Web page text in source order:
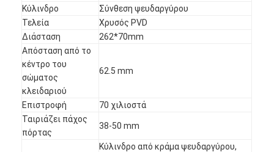
Κύλινδρο
Σύνθεση ψευδαργύρου
Τελεία
Χρυσός PVD
Διάσταση
262*70mm
Απόσταση από το
κέντρο του
σώματος
κλειδαριού
62.5 mm
Επιστροφή
70 χιλιοστά
Ταιριάζει πάχος
πόρτας
38-50 mm
Κύλινδρο από κράμα ψευδαργύρου,